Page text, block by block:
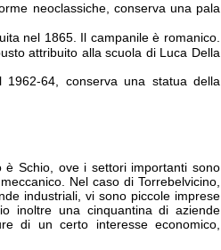
neoclassiche, conserva una pala
nel 1865. Il campanile è romanico.
attribuito alla scuola di Luca Della
1962-64, conserva una statua della
Schio, ove i settori importanti sono
Nel caso di Torrebelvicino,
industriali, vi sono piccole imprese
inoltre una cinquantina di aziende
di un certo interesse economico,